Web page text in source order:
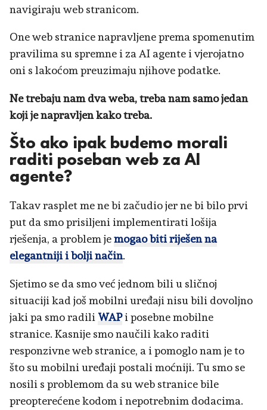
navigiraju web stranicom.
One web stranice napravljene prema spomenutim
pravilima su spremne i za AI agente i vjerojatno
oni s lakoćom preuzimaju njihove podatke.
Ne trebaju nam dva weba, treba nam samo jedan
koji je napravljen kako treba.
Što ako ipak budemo morali
raditi poseban web za AI
agente?
Takav rasplet me ne bi začudio jer ne bi bilo prvi
put da smo prisiljeni implementirati lošija
rješenja, a problem jemogao biti riješen na
elegantniji i bolji način.
Sjetimo se da smo već jednom bili u sličnoj
situaciji kad još mobilni uređaji nisu bili dovoljno
jaki pa smo radili WAPi posebne mobilne
stranice. Kasnije smo naučili kako raditi
responzivne web stranice, a i pomoglo nam je to
što su mobilni uređaji postali moćniji. Tu smo se
nosili s problemom da su web stranice bile
preopterećene kodom i nepotrebnim dodacima.